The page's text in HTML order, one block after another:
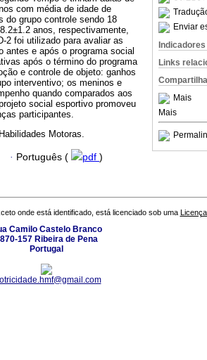
Enviar
Indicadores
Links
Mais
Mais
com média de idade de
do grupo controle sendo 18
anos, respectivamente,
2 foi utilizado para avaliar as
antes e após o programa social
após o término do programa
e controle de objeto: ganhos
interventivo; os meninos e
quando comparados aos
social esportivo promoveu
participantes.
Motoras.
· Português ( pdf )
onde está identificado, está licenciado sob uma
Camilo Castelo Branco
157 Ribeira de Pena
Portugal